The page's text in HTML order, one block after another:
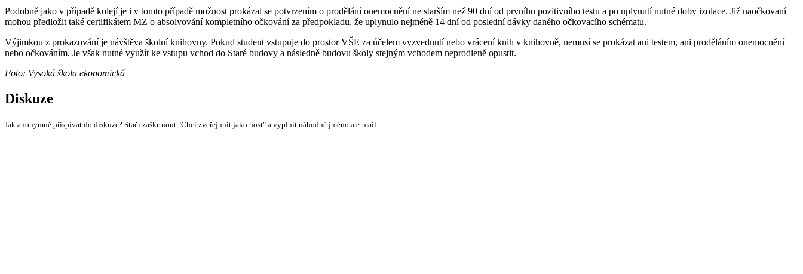
Podobně jako v případě kolejí je i v tomto případě možnost prokázat se potvrzením o prodělání onemocnění ne starším než 90 dní od prvního pozitivního testu a po uplynutí nutné doby izolace. Již naočkovaní
mohou předložit také certifikátem MZ o absolvování kompletního očkování za předpokladu, že uplynulo nejméně 14 dní od poslední dávky daného očkovacího schématu.
Výjimkou z prokazování je návštěva školní knihovny. Pokud student vstupuje do prostor VŠE za účelem vyzvednutí nebo vrácení knih v knihovně, nemusí se prokázat ani testem, ani proděláním onemocnění
nebo očkováním. Je však nutné využít ke vstupu vchod do Staré budovy a následně budovu školy stejným vchodem neprodleně opustit.
Foto: Vysoká škola ekonomická
Diskuze
Jak anonymně přispívat do diskuze? Stačí zaškrtnout "Chci zveřejnnit jako host" a vyplnit náhodné jméno a e-mail